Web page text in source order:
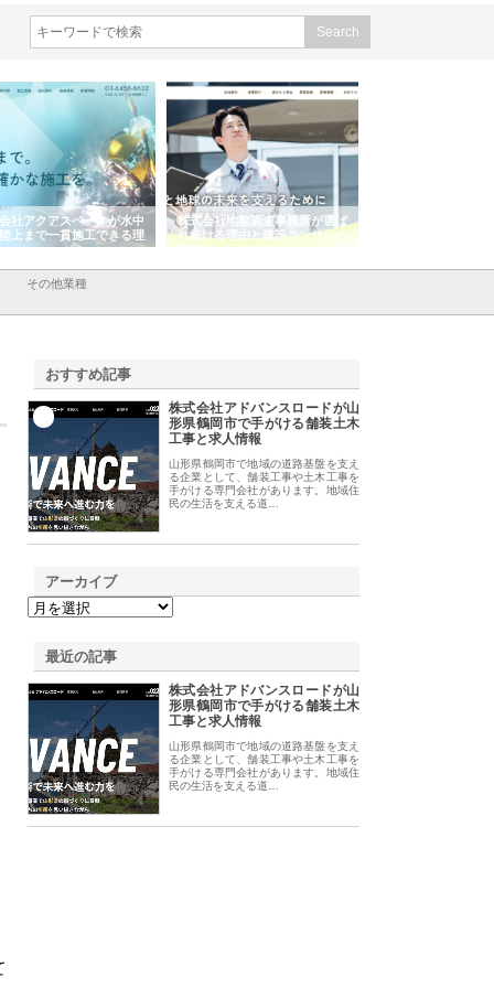
社アクアスペースが水中
上まで一貫施工できる理
株式会社地盤調査事務所が選ば
れ続ける理由と建設コンサルの
強み
その他業種
おすすめ記事
株式会社アドバンスロードが山
形県鶴岡市で手がける舗装土木
工事と求人情報
山形県鶴岡市で地域の道路基盤を支え
る企業として、舗装工事や土木工事を
手がける専門会社があります。地域住
民の生活を支える道…
アーカイブ
最近の記事
株式会社アドバンスロードが山
形県鶴岡市で手がける舗装土木
工事と求人情報
山形県鶴岡市で地域の道路基盤を支え
る企業として、舗装工事や土木工事を
手がける専門会社があります。地域住
民の生活を支える道…